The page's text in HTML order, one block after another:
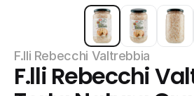
F.lli Rebecchi Valtrebbia
F.lli Rebecchi